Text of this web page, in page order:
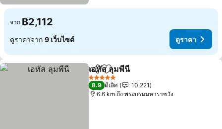
จาก ฿2,112
ดูราคาจาก 9 เว็บไซต์ ดูราคา
แชร์ เพิ่มในรายการโปรด
เอทัส ลุมพีนี
5 ดาว
8.9 ดีเลิศ
10,221
6.6 km ถึง พระบรมมหาราชวัง